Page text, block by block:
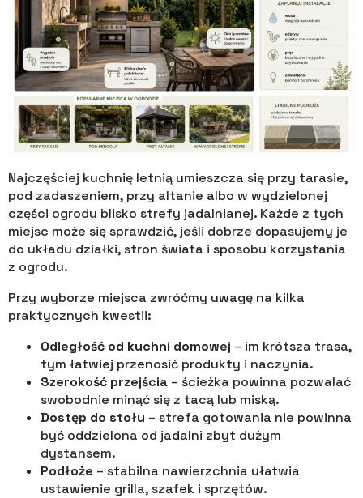
Najczęściej kuchnię letnią umieszcza się przy tarasie,
pod zadaszeniem, przy altanie albo w wydzielonej
części ogrodu blisko strefy jadalnianej. Każde z tych
miejsc może się sprawdzić, jeśli dobrze dopasujemy je
do układu działki, stron świata i sposobu korzystania
z ogrodu.
Przy wyborze miejsca zwróćmy uwagę na kilka
praktycznych kwestii:
Odległość od kuchni domowej – im krótsza trasa,
tym łatwiej przenosić produkty i naczynia.
Szerokość przejścia – ścieżka powinna pozwalać
swobodnie minąć się z tacą lub miską.
Dostęp do stołu – strefa gotowania nie powinna
być oddzielona od jadalni zbyt dużym
dystansem.
Podłoże – stabilna nawierzchnia ułatwia
ustawienie grilla, szafek i sprzętów.